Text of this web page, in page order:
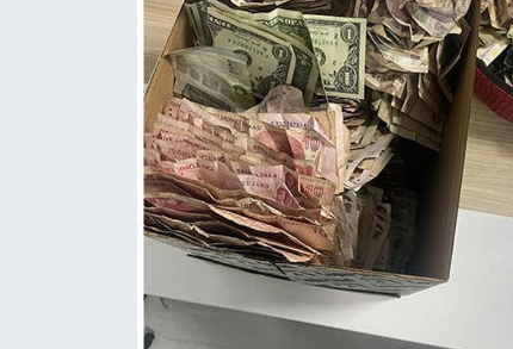
Haberler
KANALV Spor
Kültür Sanat
Magazin
Öğle Bülteni